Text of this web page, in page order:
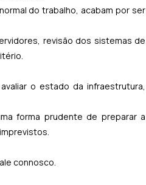
do trabalho, acabam por ser
revisão dos sistemas de
o estado da infraestrutura,
forma prudente de preparar a
connosco.